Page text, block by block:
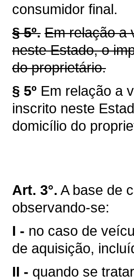
consumidor final.
§ 5º. Em relação a
neste Estado, o
do proprietário.
§ 5º Em relação a
inscrito neste
domicílio do
Art. 3°. A base de
observando-se:
I - no caso de
de aquisição,
II - quando se